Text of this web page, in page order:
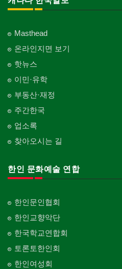
Masthead
온라인지면 보기
핫뉴스
이민·유학
부동산·재정
주간한국
업소록
찾아오시는 길
한인 문화예술 연합
한인문인협회
한인교향악단
한국학교연합회
토론토한인회
한인여성회